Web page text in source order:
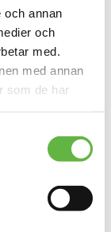
och annan
och
med.
med annan
som de har
REA!